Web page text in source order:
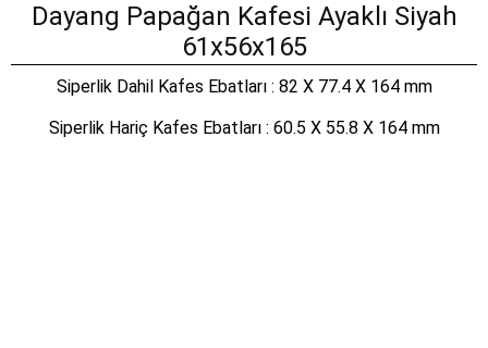
Dayang Papağan Kafesi Ayaklı Siyah
61x56x165
Siperlik Dahil Kafes Ebatları : 82 X 77.4 X 164 mm
Siperlik Hariç Kafes Ebatları : 60.5 X 55.8 X 164 mm